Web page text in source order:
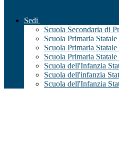
Sedi
Scuola Secondaria di
Scuola Primaria
Scuola Primaria
Scuola Primaria
Scuola dell'Infanzia
Scuola dell'infanzia
Scuola dell'Infanzia